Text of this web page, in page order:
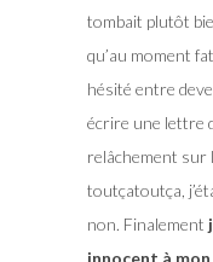
tombait plutôt
qu’au moment
hésité entre
écrire une lettre
relâchement sur
toutçatoutça,
non. Finalement
innocent à